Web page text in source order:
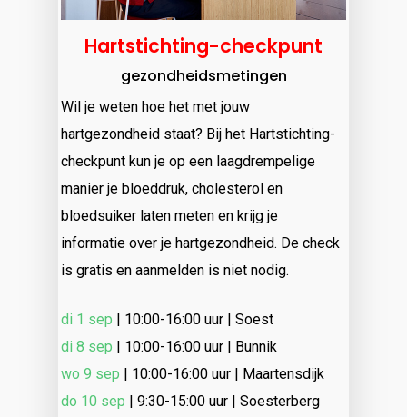
Hartstichting-checkpunt
gezondheidsmetingen
Wil je weten hoe het met jouw
hartgezondheid staat? Bij het Hartstichting-
checkpunt kun je op een laagdrempelige
manier je bloeddruk, cholesterol en
bloedsuiker laten meten en krijg je
informatie over je hartgezondheid. De check
is gratis en aanmelden is niet nodig.
di 1 sep | 10:00-16:00 uur | Soest
di 8 sep | 10:00-16:00 uur | Bunnik
wo 9 sep | 10:00-16:00 uur | Maartensdijk
do 10 sep | 9:30-15:00 uur | Soesterberg